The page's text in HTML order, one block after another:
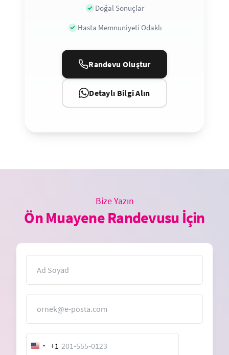
Doğal Sonuçlar
Hasta Memnuniyeti Odaklı
Randevu Oluştur
Detaylı Bilgi Alın
Bize Yazın
Ön Muayene Randevusu İçin
United
+1